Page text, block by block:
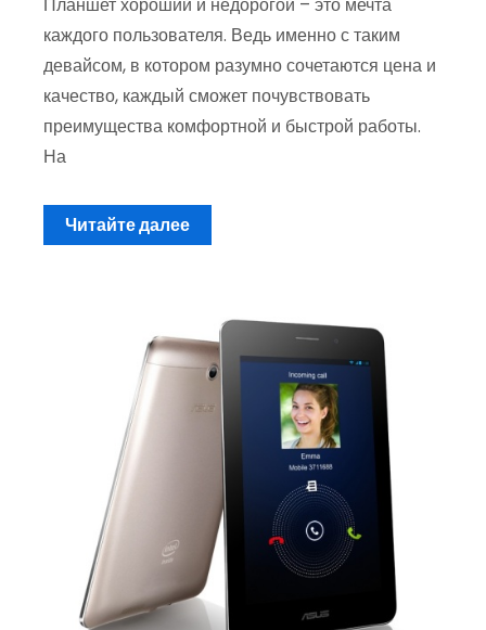
каждого пользователя. Ведь именно с таким
девайсом, в котором разумно сочетаются цена и
качество, каждый сможет почувствовать
преимущества комфортной и быстрой работы.
На
Читайте далее